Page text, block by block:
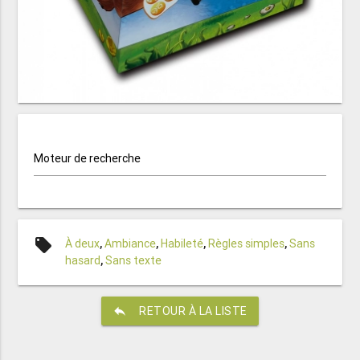
Moteur de recherche
local_offer À deux,Ambiance,Habileté,Règles simples,Sans
hasard,Sans texte
reply RETOUR À LA LISTE